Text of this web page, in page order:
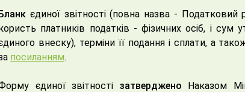
єдиної звітності (повна назва - Податковий
платників податків - фізичних осіб, і
внеску), терміни її подання і сплати, а
посиланням.
єдиної звітності затверджено Наказом